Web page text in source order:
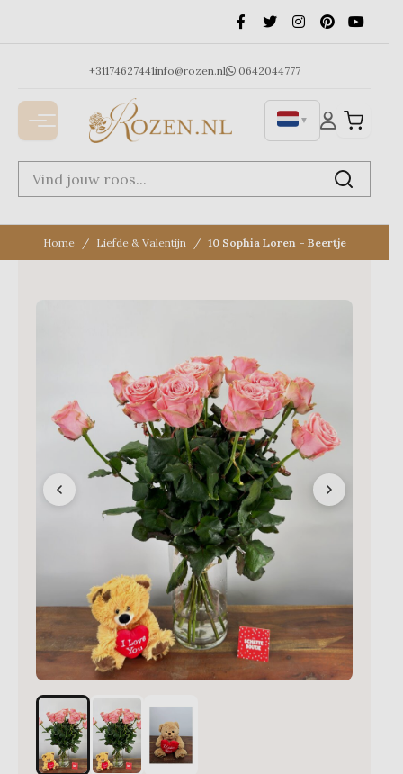
+31174627441info@rozen.nl 0642044777
▼
Home Liefde & Valentijn 10 Sophia Loren – Beertje